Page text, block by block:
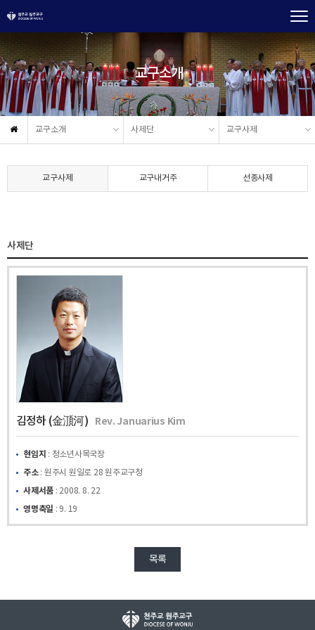
교구소개
교구소개 사제단 교구사제
교구사제 교구내거주 선종사제
사제단
김정하 (金㴿河) Rev. Januarius Kim
현임지 : 청소년사목국장
주소: 원주시 원일로 28 원주교구청
사제서품 : 2008. 8. 22
영명축일 : 9. 19
목록